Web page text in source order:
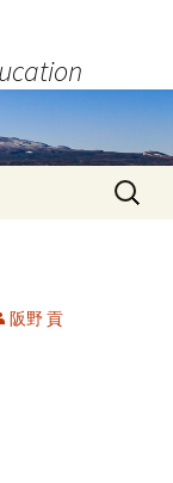
検
索:
阪野 貢